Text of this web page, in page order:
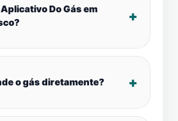
Do Gás em
o gás diretamente?